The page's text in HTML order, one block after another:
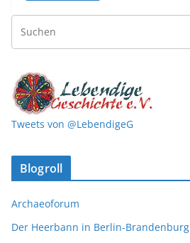
Tweets von @LebendigeG
Blogroll
Archaeoforum
Der Heerbann in Berlin-Brandenburg